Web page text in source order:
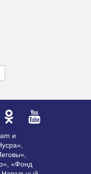
и
«Фонд